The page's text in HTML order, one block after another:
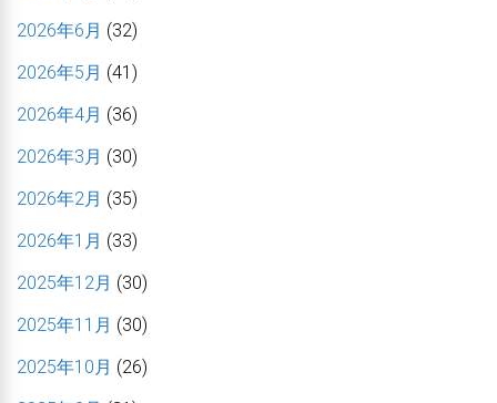
2026年6月 (32)
2026年5月 (41)
2026年4月 (36)
2026年3月 (30)
2026年2月 (35)
2026年1月 (33)
2025年12月 (30)
2025年11月 (30)
2025年10月 (26)